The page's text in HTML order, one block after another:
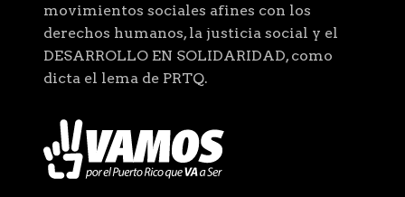
movimientos sociales afines con los
derechos humanos, la justicia social y el
DESARROLLO EN SOLIDARIDAD, como
dicta el lema de PRTQ.